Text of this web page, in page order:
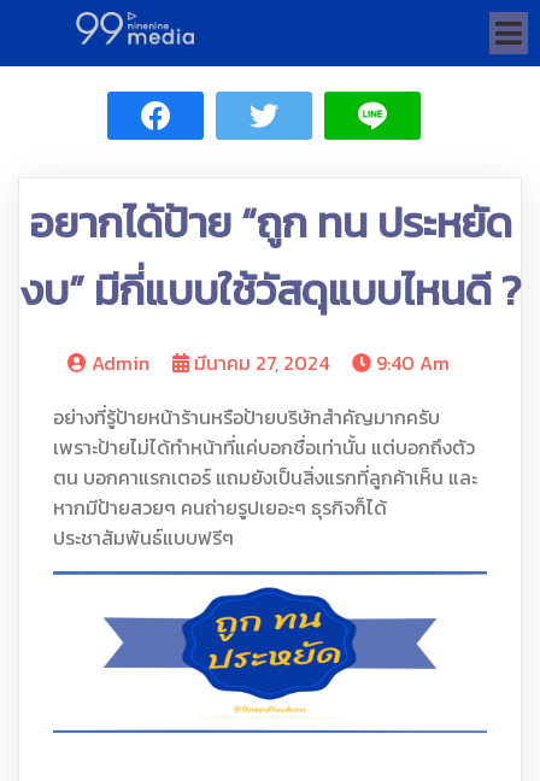
อยากได้ป้าย “ถูก ทน ประหยัด
งบ” มีกี่แบบใช้วัสดุแบบไหนดี ?
Admin มีนาคม 27, 2024
9:40 Am
อย่างที่รู้ป้ายหน้าร้านหรือป้ายบริษัทสำคัญมากครับ
เพราะป้ายไม่ได้ทำหน้าที่แค่บอกชื่อเท่านั้น แต่บอกถึงตัว
ตน บอกคาแรกเตอร์ แถมยังเป็นสิ่งแรกที่ลูกค้าเห็น และ
หากมีป้ายสวยๆ คนถ่ายรูปเยอะๆ ธุรกิจก็ได้
ประชาสัมพันธ์แบบฟรีๆ